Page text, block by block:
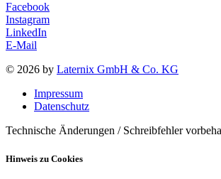
Facebook
Instagram
LinkedIn
E-Mail
© 2026 by Laternix GmbH & Co. KG
Impressum
Datenschutz
Technische Änderungen / Schreibfehler
Hinweis zu Cookies